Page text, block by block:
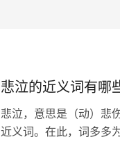
悲泣的近义词有哪
悲泣，意思是（动）悲
近义词。在此，词多多